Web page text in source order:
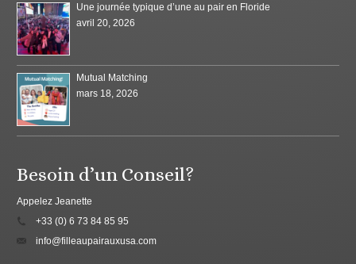
Une journée typique d’une au pair en Floride
avril 20, 2026
Mutual Matching
mars 18, 2026
Besoin d’un Conseil?
Appelez Jeanette
+33 (0) 6 73 84 85 95
info@filleaupairauxusa.com